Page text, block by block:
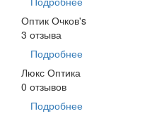
Оптик Очков's
3 отзыва
Подробнее
Люкс Оптика
0 отзывов
Подробнее